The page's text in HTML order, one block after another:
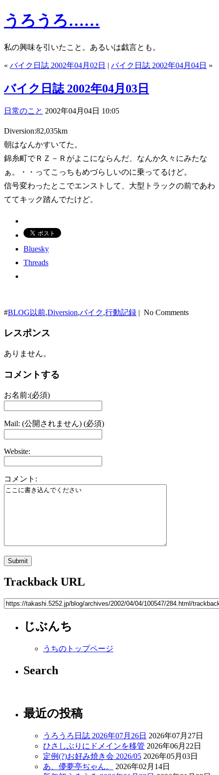
うろうろ……
私の興味を引いたこと。あるいは戯言とも。
« バイク日誌 2002年04月02日 | バイク日誌 2002年04月04日 »
バイク日誌 2002年04月03日
日常のこと 2002年04月04日 10:05
Diversion:82,035km
朝はなんかすいてた。
錦糸町でＲＺ－Ｒがよこにならんだ、なんか久々にみたな
ぁ。・・ってこっちもめづらしいのに乗ってるけど。
信号変わったとこでエンストして、大型トラックの前であわ
ててキック踏んでたけど。
Bluesky
Threads
#BLOG以前,Diversion,バイク,行動記録 | No Comments
レスポンス
ありません。
コメントする
お名前:(必須)
Mail: (公開されません) (必須)
Website:
コメント:
Trackback URL
じぶんち
うちのトップページ
Search
最近の投稿
うろうろ日誌 2026年07月26日 2026年07月27日
ひさしぶりにドメインを移管 2026年06月22日
定例(?)お好み焼き会 2026/05 2026年05月03日
あ、儚夢亭ぢゃん。
2026年02月14日